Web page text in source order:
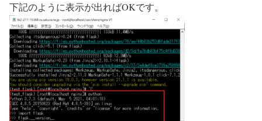
下記のように表示が出ればOKです。